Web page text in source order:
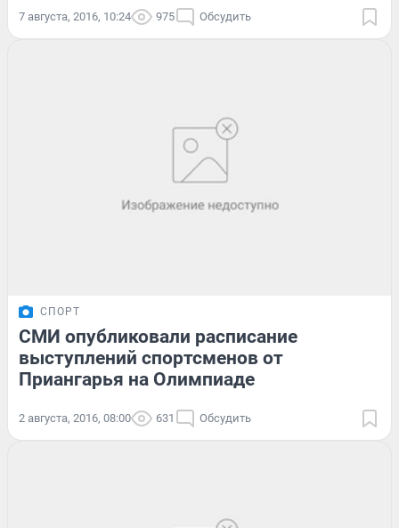
7 августа, 2016, 10:24 975 Обсудить
СПОРТ
СМИ опубликовали расписание
выступлений спортсменов от
Приангарья на Олимпиаде
2 августа, 2016, 08:00 631 Обсудить